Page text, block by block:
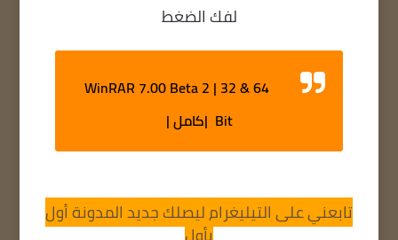
لفك الضغط
WinRAR 7.00 Beta 2 | 32 & 64
Bit |كامل |
تابعني على التيليغرام ليصلك جديد المدونة أول